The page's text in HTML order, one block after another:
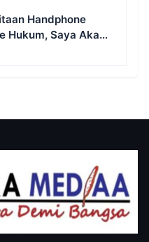
Handphone
Hukum, Saya Akan